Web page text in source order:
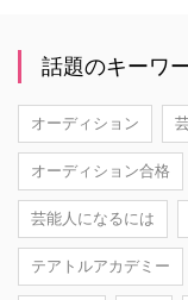
話題のキーワ
オーディション
オーディション合格
芸能人になるには
テアトルアカデミー